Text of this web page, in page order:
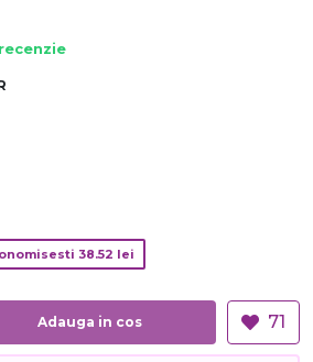
38.52 lei
Adauga in cos 71